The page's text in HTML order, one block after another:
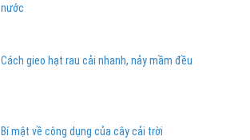
nước
Cách gieo hạt rau cải nhanh, nảy mầm đều
Bí mật về công dụng của cây cải trời